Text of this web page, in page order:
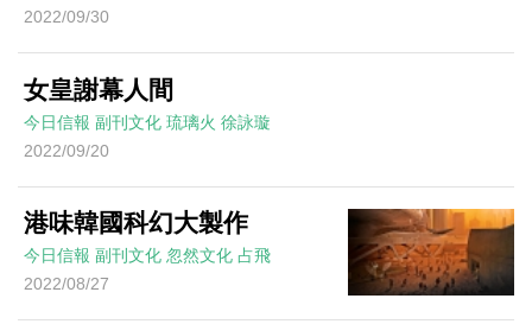
2022/09/30
女皇謝幕人間
今日信報 副刊文化 琉璃火 徐詠璇
2022/09/20
港味韓國科幻大製作
今日信報 副刊文化 忽然文化 占飛
2022/08/27